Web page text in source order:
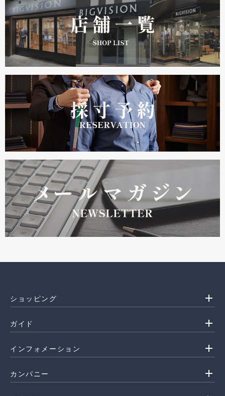
ショッピング add
ガイド add
インフォメーション add
カンパニー add